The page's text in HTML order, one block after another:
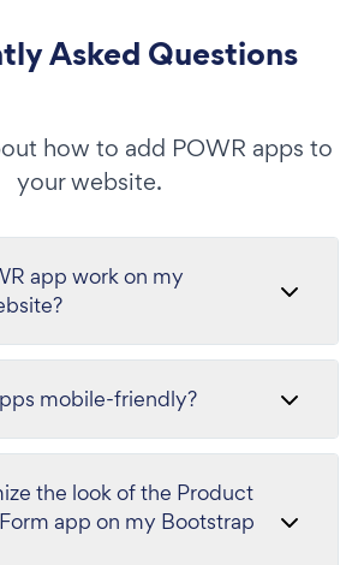
Asked Questions
how to add POWR apps to
your website.
app work on my
mobile-friendly?
the look of the Product
Bootstrap